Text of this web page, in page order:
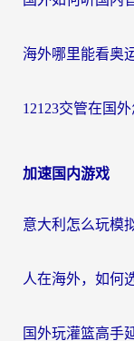
加速国内游戏